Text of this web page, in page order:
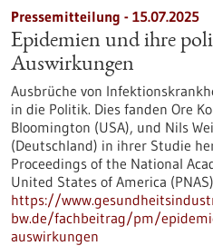
Pressemitteilung - 15.07.2025
Epidemien und ihre
Auswirkungen
Ausbrüche von
in die Politik. Dies fanden Ore
Bloomington (USA), und Nils
(Deutschland) in ihrer Studie
Proceedings of the National
United States of America
https://
bw.de/fachbeitrag/pm/
auswirkungen